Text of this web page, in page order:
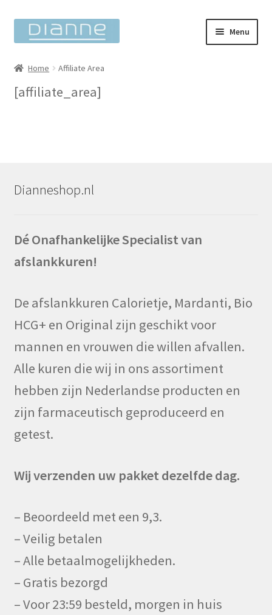
door
navigatie
naar
inhoud
Menu
Home
Assortiment
Éxtra Afslank Supplementen
Home Affiliate Area
[affiliate_area]
Dianneshop.nl
Dé Onafhankelijke Specialist van
afslankkuren!
De afslankkuren Calorietje, Mardanti, Bio
HCG+ en Original zijn geschikt voor
mannen en vrouwen die willen afvallen.
Alle kuren die wij in ons assortiment
hebben zijn Nederlandse producten en
zijn farmaceutisch geproduceerd en
getest.
Wij verzenden uw pakket dezelfde dag.
– Beoordeeld met een 9,3.
– Veilig betalen
– Alle betaalmogelijkheden.
– Gratis bezorgd
– Voor 23:59 besteld, morgen in huis